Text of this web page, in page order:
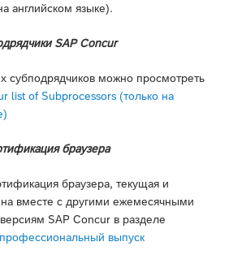
английском языке).
SAP Concur
субподрядчиков можно просмотреть
list of Subprocessors (только на
браузера
браузера, текущая и
вместе с другими ежемесячными
SAP Concur в разделе
выпуск